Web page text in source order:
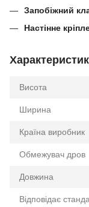
Запобіжний
Настінне
Висота
Ширина
Країна виробник
Обмежувач дров
Довжина
Відповідає